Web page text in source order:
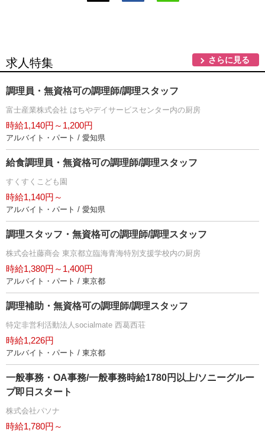
求人特集 さらに見る
調理員・無資格可の調理師/調理スタッフ
富士産業株式会社 はちやデイサービスセンター内の厨房
時給1,140円～1,200円
アルバイト・パート / 愛知県
給食調理員・無資格可の調理師/調理スタッフ
すくすくこども園
時給1,140円～
アルバイト・パート / 愛知県
調理スタッフ・無資格可の調理師/調理スタッフ
株式会社藤商会 東京都立臨海青海特別支援学校内の厨房
時給1,380円～1,400円
アルバイト・パート / 東京都
調理補助・無資格可の調理師/調理スタッフ
特定非営利活動法人socialmate 西葛西荘
時給1,226円
アルバイト・パート / 東京都
一般事務・OA事務/一般事務時給1780円以上/ソニーグルー
プ即日スタート
株式会社パソナ
時給1,780円～